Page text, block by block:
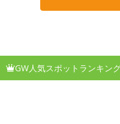
GW人気スポットランキン